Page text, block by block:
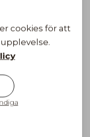
cookies för att